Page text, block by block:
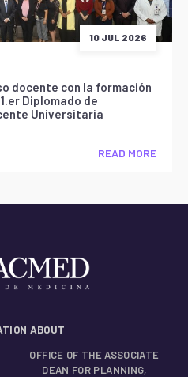
10 JUL 2026
docente con la formación
Diplomado de
Universitaria
READ MORE
ABOUT
OFFICE OF THE ASSOCIATE
DEAN FOR PLANNING,